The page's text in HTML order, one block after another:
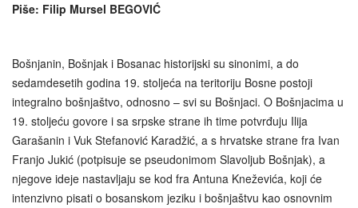
Piše: Filip Mursel BEGOVIĆ
Bošnjanin, Bošnjak i Bosanac historijski su sinonimi, a do
sedamdesetih godina 19. stoljeća na teritoriju Bosne postoji
integralno bošnjaštvo, odnosno – svi su Bošnjaci. O Bošnjacima u
19. stoljeću govore i sa srpske strane ih time potvrđuju Ilija
Garašanin i Vuk Stefanović Karadžić, a s hrvatske strane fra Ivan
Franjo Jukić (potpisuje se pseudonimom Slavoljub Bošnjak), a
njegove ideje nastavljaju se kod fra Antuna Kneževića, koji će
intenzivno pisati o bosanskom jeziku i bošnjaštvu kao osnovnim